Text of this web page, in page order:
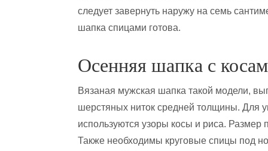
следует завернуть наружу на семь
шапка спицами готова.
Осенняя шапка с
Вязаная мужская шапка такой модели,
шерстяных ниток средней толщины. Для
используются узоры косы и риса. Размер
Также необходимы круговые спицы под